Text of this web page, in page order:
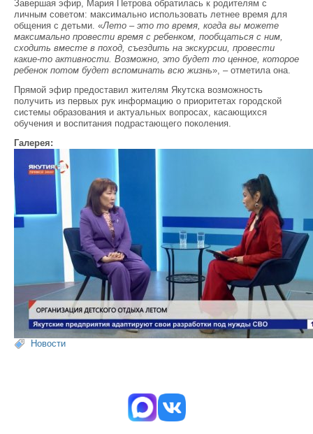
Завершая эфир, Мария Петрова обратилась к родителям с
личным советом: максимально использовать летнее время для
общения с детьми. «Лето – это то время, когда вы можете
максимально провести время с ребенком, пообщаться с ним,
сходить вместе в поход, съездить на экскурсии, провести
какие-то активности. Возможно, это будет то ценное, которое
ребенок потом будет вспоминать всю жизнь», – отметила она.
Прямой эфир предоставил жителям Якутска возможность
получить из первых рук информацию о приоритетах городской
системы образования и актуальных вопросах, касающихся
обучения и воспитания подрастающего поколения.
Галерея:
Новости